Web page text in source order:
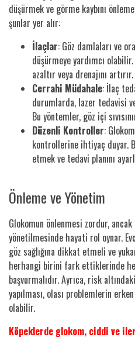
düşürmek ve görme kaybını
şunlar yer alır:
İlaçlar: Göz damlaları ve
düşürmeye yardımcı
azaltır veya drenajını artırır.
Cerrahi Müdahale: İlaç
durumlarda, lazer tedavisi
Bu yöntemler, göz içi
Düzenli Kontroller:
kontrollerine ihtiyaç duyar.
etmek ve tedavi planını
Önleme ve Yönetim
Glokomun önlenmesi zordur,
yönetilmesinde hayati rol oynar.
göz sağlığına dikkat etmeli ve
herhangi birini fark ettiklerinde
başvurmalıdır. Ayrıca, risk
yapılması, olası problemlerin
olabilir.
Köpeklerde glokom, ciddi ve